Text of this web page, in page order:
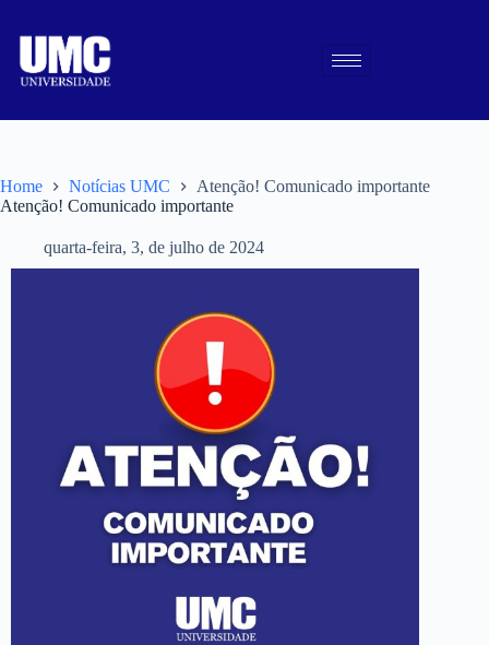
Home Notícias UMC
Atenção! Comunicado importante
Atenção! Comunicado importante
quarta-feira, 3, de julho de 2024